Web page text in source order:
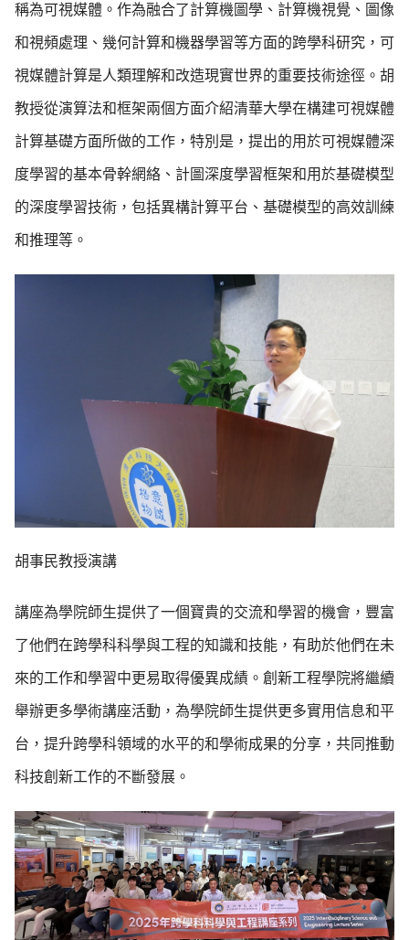
稱為可視媒體。作為融合了計算機圖學、計算機視覺、圖像
和視頻處理、幾何計算和機器學習等方面的跨學科研究，可
視媒體計算是人類理解和改造現實世界的重要技術途徑。胡
教授從演算法和框架兩個方面介紹清華大學在構建可視媒體
計算基礎方面所做的工作，特別是，提出的用於可視媒體深
度學習的基本骨幹網絡、計圖深度學習框架和用於基礎模型
的深度學習技術，包括異構計算平台、基礎模型的高效訓練
和推理等。
胡事民教授演講
講座為學院師生提供了一個寶貴的交流和學習的機會，豐富
了他們在跨學科科學與工程的知識和技能，有助於他們在未
來的工作和學習中更易取得優異成績。創新工程學院將繼續
舉辦更多學術講座活動，為學院師生提供更多實用信息和平
台，提升跨學科領域的水平的和學術成果的分享，共同推動
科技創新工作的不斷發展。